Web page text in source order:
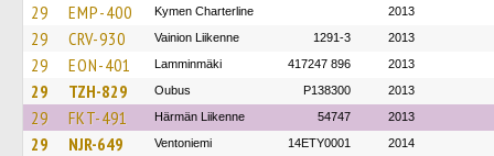
29 EMP-400 Kymen Charterline 2013
29 CRV-930 Vainion Liikenne 1291-3 2013
29 EON-401 Lamminmäki 417247 896 2013
29 TZH-829 Oubus P138300 2013
29 FKT-491 Härmän Liikenne 54747 2013
29 NJR-649 Ventoniemi 14ETY0001 2014